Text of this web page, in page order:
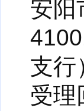
安阳
支行
受理